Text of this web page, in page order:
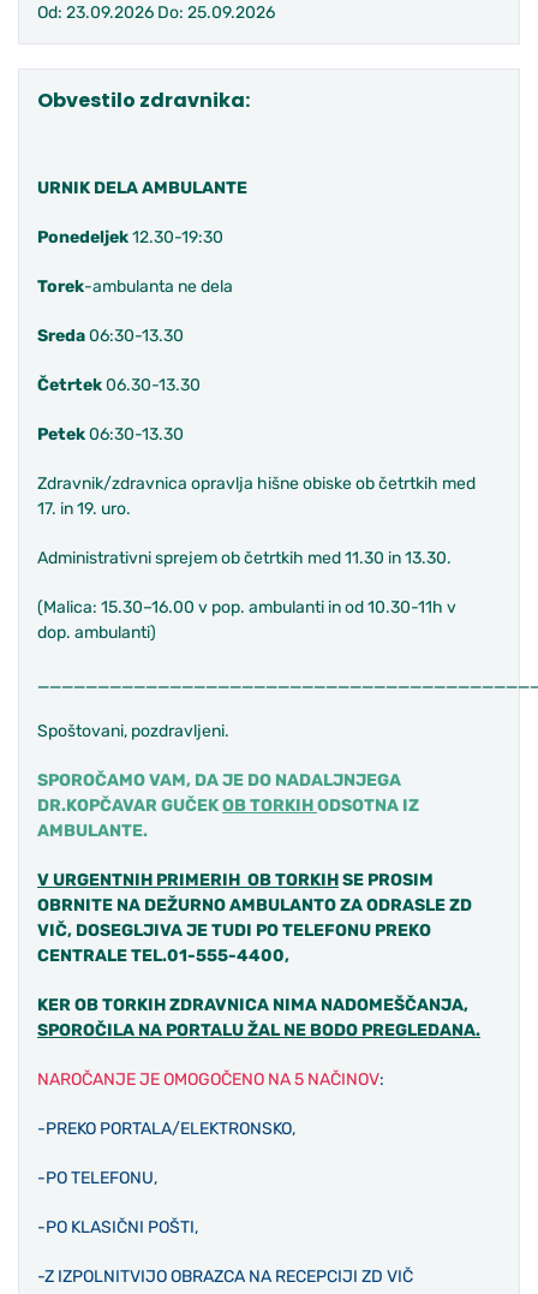
Od: 23.09.2026 Do: 25.09.2026
Obvestilo zdravnika:
URNIK DELA AMBULANTE
Ponedeljek12.30-19:30
Torek-ambulanta ne dela
Sreda06:30-13.30
Četrtek06.30-13.30
Petek06:30-13.30
Zdravnik/zdravnica opravlja hišne obiske ob četrtkih med
17. in 19. uro.
Administrativni sprejem ob četrtkih med 11.30 in 13.30.
(Malica: 15.30–16.00 v pop. ambulanti in od 10.30-11h v
dop. ambulanti)
Spoštovani, pozdravljeni.
SPOROČAMO VAM, DA JE DO NADALJNJEGA
DR.KOPČAVAR GUČEKOB TORKIHODSOTNA IZ
AMBULANTE.
V URGENTNIH PRIMERIH OB TORKIHSE PROSIM
OBRNITE NA DEŽURNO AMBULANTO ZA ODRASLE ZD
VIČ, DOSEGLJIVA JE TUDI PO TELEFONU PREKO
CENTRALE TEL.01-555-4400,
KER OB TORKIH ZDRAVNICA NIMA NADOMEŠČANJA,
SPOROČILA NA PORTALU ŽAL NE BODO PREGLEDANA.
NAROČANJE JE OMOGOČENO NA 5 NAČINOV:
-PREKO PORTALA/ELEKTRONSKO,
-PO TELEFONU,
-PO KLASIČNI POŠTI,
-Z IZPOLNITVIJO OBRAZCA NA RECEPCIJI ZD VIČ